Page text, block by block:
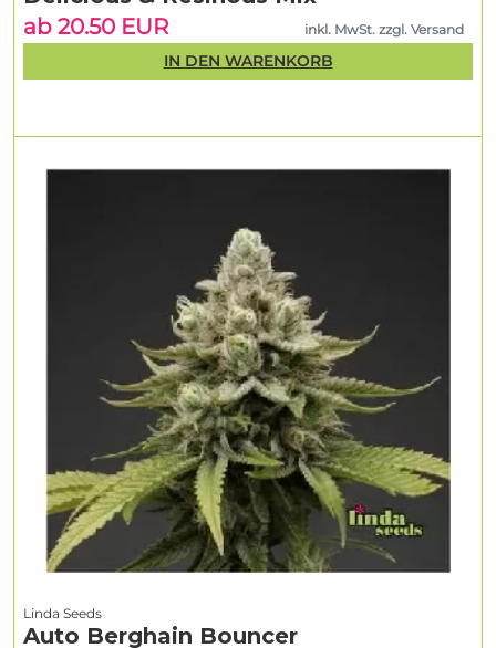
Linda Seeds
Auto Berghain Bouncer
ab 20.50 EUR
inkl. MwSt. zzgl. Versand
IN DEN WARENKORB